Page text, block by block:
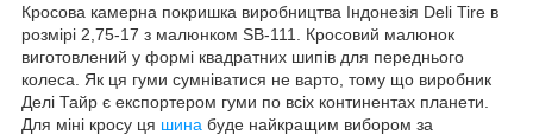
Кросова камерна покришка виробництва Індонезія Deli Tire в
розмірі 2,75-17 з малюнком SB-111. Кросовий малюнок
виготовлений у формі квадратних шипів для переднього
колеса. Як ця гуми сумніватися не варто, тому що виробник
Делі Тайр є експортером гуми по всіх континентах планети.
Для міні кросу ця шина буде найкращим вибором за